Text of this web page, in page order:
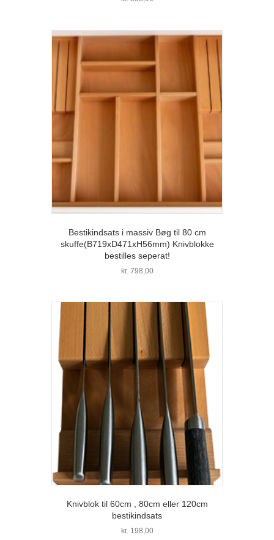
Bestikindsats i massiv Bøg til 80 cm
skuffe(B719xD471xH56mm) Knivblokke
bestilles seperat!
kr. 798,00
Knivblok til 60cm , 80cm eller 120cm
bestikindsats
kr.198,00